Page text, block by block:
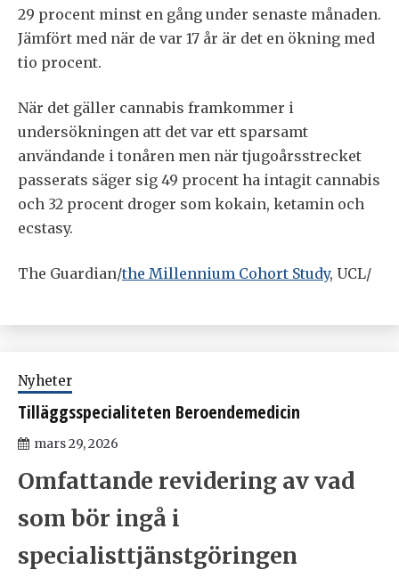
29 procent minst en gång under senaste månaden.
Jämfört med när de var 17 år är det en ökning med
tio procent.
När det gäller cannabis framkommer i
undersökningen att det var ett sparsamt
användande i tonåren men när tjugoårsstrecket
passerats säger sig 49 procent ha intagit cannabis
och 32 procent droger som kokain, ketamin och
ecstasy.
The Guardian/the Millennium Cohort Study, UCL/
Nyheter
Tilläggsspecialiteten Beroendemedicin
mars 29, 2026
Omfattande revidering av vad
som bör ingå i
specialisttjänstgöringen